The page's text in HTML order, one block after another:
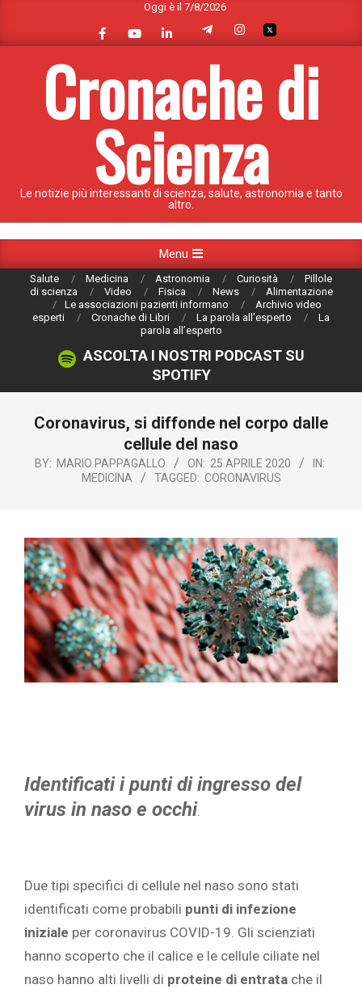
content
Oggi è il 7/8/2026
Cronache di
Scienza
Le notizie più interessanti di scienza, salute, astronomia e tanto
altro.
Navigation
Menu
Salute Medicina Astronomia Curiosità
Pillole
di scienza
Video Fisica News
Alimentazione
Le associazioni pazienti informano
Archivio video
esperti
Cronache di Libri La parola all’esperto
La
parola all’esperto
ASCOLTA I NOSTRI PODCAST SU
SPOTIFY
Coronavirus, si diffonde nel corpo dalle
cellule del naso
BY: MARIO PAPPAGALLO ON: 25 APRILE 2020
IN:
MEDICINA
TAGGED: CORONAVIRUS
Identificati i punti di ingresso del
virus in naso e occhi
Due tipi specifici di cellule nel naso sono stati
identificati come probabili punti di infezione
iniziale per coronavirus COVID-19. Gli scienziati
hanno scoperto che il calice e le cellule ciliate nel
naso hanno alti livelli di proteine ​​di entrata che il